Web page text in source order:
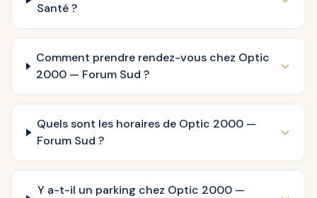
Santé ?
Comment prendre rendez-vous chez Optic
2000 — Forum Sud ?
Quels sont les horaires de Optic 2000 —
Forum Sud ?
Y a-t-il un parking chez Optic 2000 —